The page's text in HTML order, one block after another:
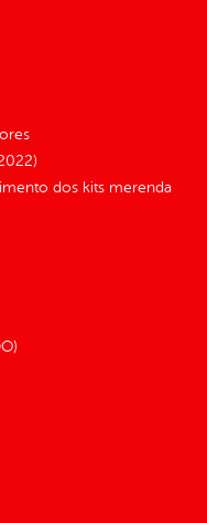
dos kits merenda